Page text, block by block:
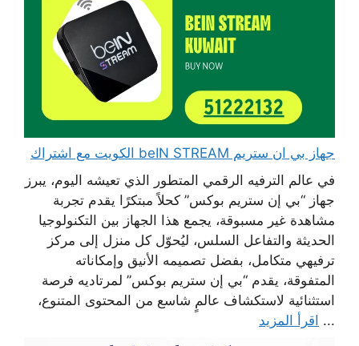
جهاز بي ان ستريم beIN STREAM الكويت مع اشتراك
في عالم الترفيه الرقمي المتطور الذي تعيشه اليوم، يبرز
جهاز “بي إن ستريم بوكس” كحلاً مبتكرًا يقدم تجربة
مشاهدة غير مسبوقة، يجمع هذا الجهاز بين التكنولوجيا
الحديثة والتفاعل السلس، ليُحوّل كل منزل إلى مركز
ترفيهي متكامل، بفضل تصميمه الأنيق وإمكاناته
المتفوقة، يقدم “بي إن ستريم بوكس” لمرتاديه فرصة
استثنائية لاستكشاف عالمٍ شاسع من المحتوى المتنوع،
... اقرأ المزيد